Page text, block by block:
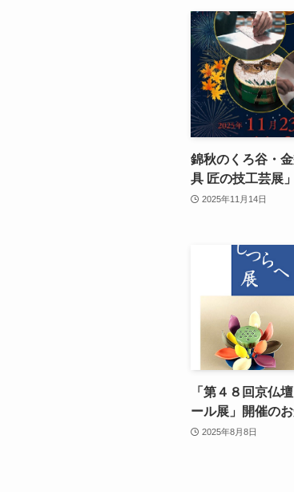
錦秋のくろ谷・
具 匠の技工芸展
2025年11月14日
「第４８回京仏
ール展」開催の
2025年8月8日